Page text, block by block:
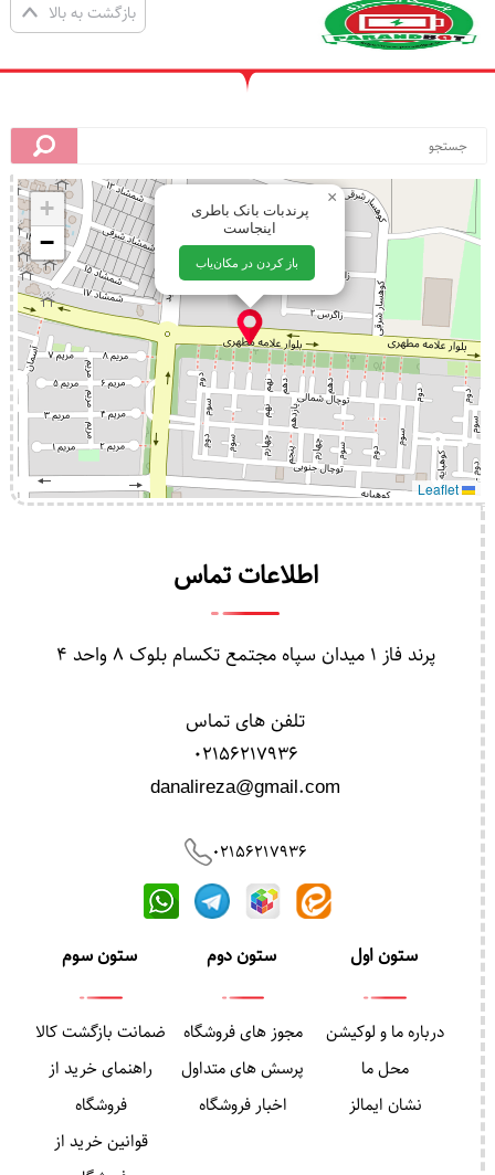
بازگشت به بالا
پرندبات بانک باطری
اینجاست
باز کردن در مکان‌یاب
×
+
−
Leaflet
اطلاعات تماس
02156217936
پرند فاز 1 میدان سپاه مجتمع تکسام بلوک 8 واحد 4
تلفن های تماس
02156217936
danalireza@gmail.com
ستون اول
نشان ایمالز
درباره ما و لوکیشن
محل ما
ستون دوم
اخبار فروشگاه
پرسش های متداول
مجوز های فروشگاه
ستون سوم
قوانین خرید از
راهنمای خرید از
فروشگاه
ضمانت بازگشت کالا